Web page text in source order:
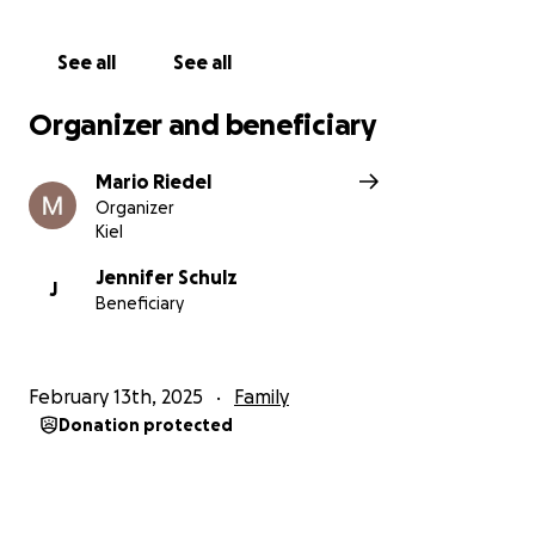
unterstützen, damit Jenny und Bjarne in dieser
See all See all
Organizer and beneficiary
Mario Riedel
Organizer
Kiel
J
Jennifer Schulz
Beneficiary
February 13th, 2025 Family
Donation protected